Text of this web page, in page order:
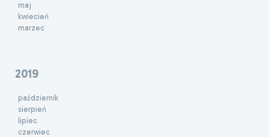
maj
kwiecień
marzec
2019
październik
sierpień
lipiec
czerwiec